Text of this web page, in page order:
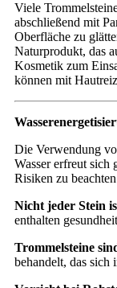
Viele
abschließend mit
Oberfläche zu
Naturprodukt, das
Kosmetik zum
können mit
Die Verwendung
Wasser erfreut sich
Risiken zu
Nicht jeder Stein
enthalten
Trommelsteine
behandelt, das sich